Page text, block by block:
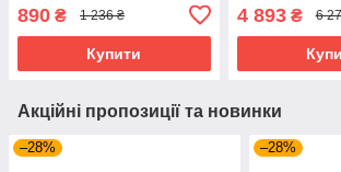
890 ₴ 1 236 ₴
Купити
4 893₴ 6
Акційні пропозиції та новинки
–28% –28%